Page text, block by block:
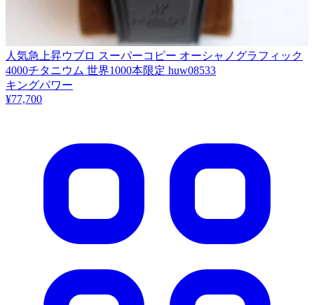
人気急上昇ウブロ スーパーコピー オーシャノグラフィック
4000チタニウム 世界1000本限定 huw08533
キングパワー
¥77,700